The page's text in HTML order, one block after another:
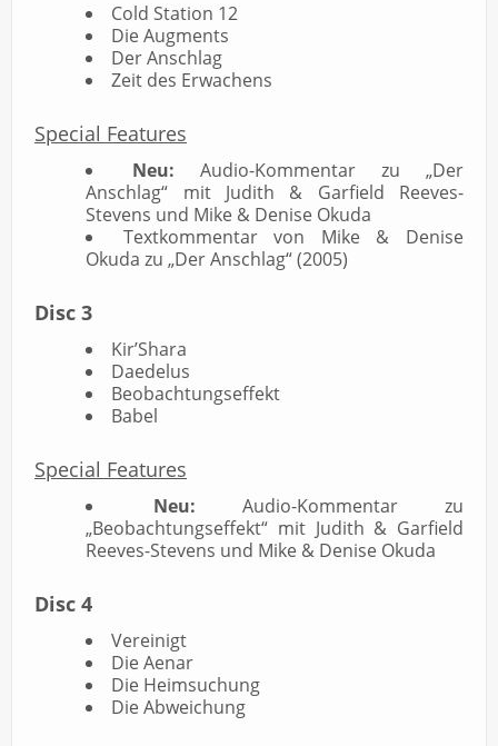
Cold Station 12
Die Augments
Der Anschlag
Zeit des Erwachens
Special Features
Neu: Audio-Kommentar zu „Der
Anschlag“ mit Judith & Garfield Reeves-
Stevens und Mike & Denise Okuda
Textkommentar von Mike & Denise
Okuda zu „Der Anschlag“ (2005)
Disc 3
Kir’Shara
Daedelus
Beobachtungseffekt
Babel
Special Features
Neu: Audio-Kommentar zu
„Beobachtungseffekt“ mit Judith & Garfield
Reeves-Stevens und Mike & Denise Okuda
Disc 4
Vereinigt
Die Aenar
Die Heimsuchung
Die Abweichung